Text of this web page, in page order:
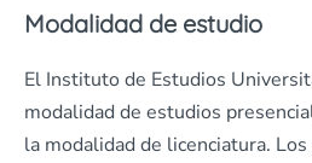
Modalidad de estudio
El Instituto de Estudios
modalidad de estudios
la modalidad de licenciatura.